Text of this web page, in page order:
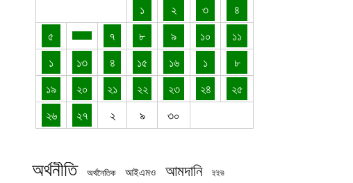
১ ২ ৩
৪
৫
৭ ৮ ৯ ১০
১১
১
১৩ ৪ ১৫ ১৬ ১
৮
১৯
২০ ২১ ২২ ২৩ ২৪
২৫
২৬
২৭ ২ ৯ ৩০
অর্থনীতি অর্থনৈতিক আইএমও আমদানি ইইউ